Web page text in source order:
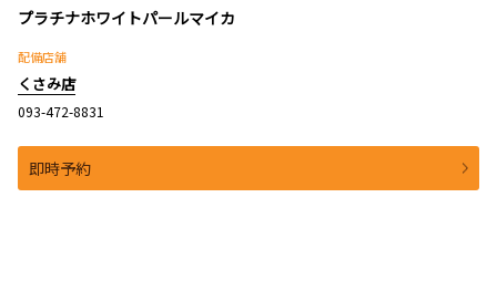
プラチナホワイトパールマイカ
配備店舗
くさみ店
093-472-8831
即時予約